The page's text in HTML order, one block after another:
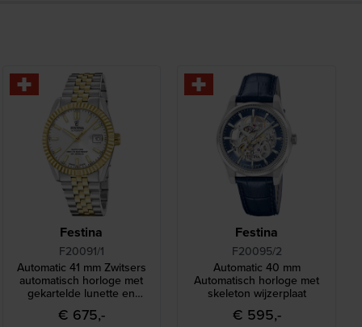
Festina
F20091/1
Automatic 41 mm Zwitsers
automatisch horloge met
gekartelde lunette en
datum-vergrootglas
€ 675,-
Festina
F20095/2
Automatic 40 mm
Automatisch horloge met
skeleton wijzerplaat
€ 595,-